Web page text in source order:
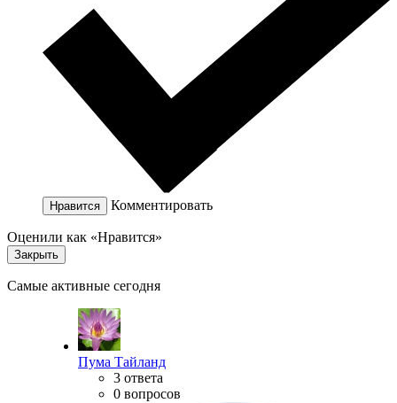
Нравится Комментировать
Оценили как «Нравится»
Закрыть
Самые активные сегодня
Пума Тайланд
3 ответа
0 вопросов